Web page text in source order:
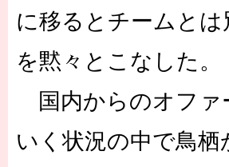
に移るとチームと
を黙々とこなした。
国内からのオファ
いく状況の中で鳥